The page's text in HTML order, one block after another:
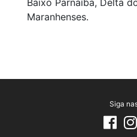
Maranhenses.
Siga